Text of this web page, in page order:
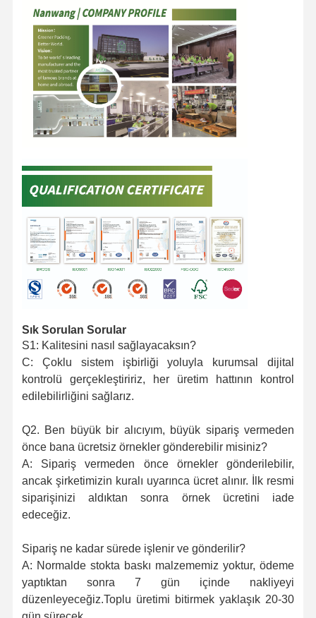
Sık Sorulan Sorular
S1: Kalitesini nasıl sağlayacaksın?
C: Çoklu sistem işbirliği yoluyla kurumsal dijital
kontrolü gerçekleştiririz, her üretim hattının kontrol
edilebilirliğini sağlarız.
Q2. Ben büyük bir alıcıyım, büyük sipariş vermeden
önce bana ücretsiz örnekler gönderebilir misiniz?
A: Sipariş vermeden önce örnekler gönderilebilir,
ancak şirketimizin kuralı uyarınca ücret alınır. İlk resmi
siparişinizi aldıktan sonra örnek ücretini iade
edeceğiz.
Sipariş ne kadar sürede işlenir ve gönderilir?
A: Normalde stokta baskı malzememiz yoktur, ödeme
yaptıktan sonra 7 gün içinde nakliyeyi
düzenleyeceğiz.Toplu üretimi bitirmek yaklaşık 20-30